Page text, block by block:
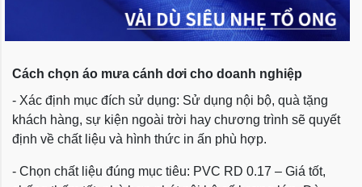
Cách chọn áo mưa cánh dơi cho doanh nghiệp
- Xác định mục đích sử dụng: Sử dụng nội bộ, quà tặng
khách hàng, sự kiện ngoài trời hay chương trình sẽ quyết
định về chất liệu và hình thức in ấn phù hợp.
- Chọn chất liệu đúng mục tiêu: PVC RD 0.17 – Giá tốt,